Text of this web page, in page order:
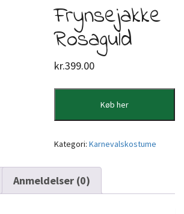
Frynsejakke
Rosaguld
kr.399.00
Køb her
Kategori:Karnevalskostume
Anmeldelser (0)